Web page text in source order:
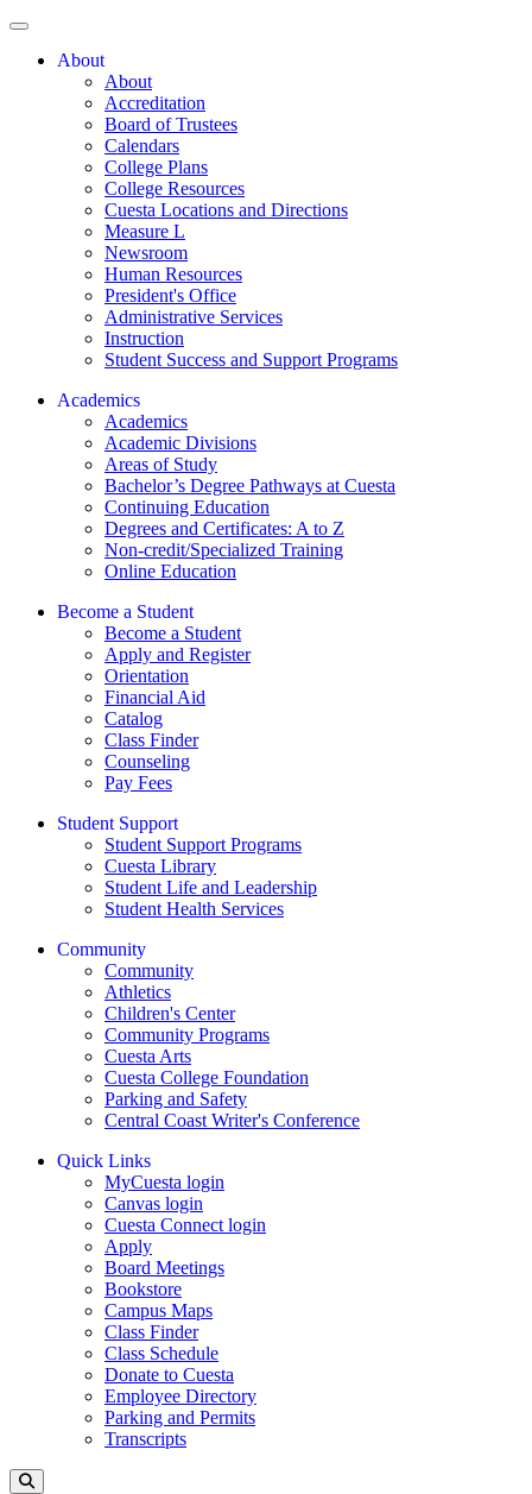
About
About
Accreditation
Board of Trustees
Calendars
College Plans
College Resources
Cuesta Locations and Directions
Measure L
Newsroom
Human Resources
President's Office
Administrative Services
Instruction
Student Success and Support Programs
Academics
Academics
Academic Divisions
Areas of Study
Bachelor’s Degree Pathways at Cuesta
Continuing Education
Degrees and Certificates: A to Z
Non-credit/Specialized Training
Online Education
Become a Student
Become a Student
Apply and Register
Orientation
Financial Aid
Catalog
Class Finder
Counseling
Pay Fees
Student Support
Student Support Programs
Cuesta Library
Student Life and Leadership
Student Health Services
Community
Community
Athletics
Children's Center
Community Programs
Cuesta Arts
Cuesta College Foundation
Parking and Safety
Central Coast Writer's Conference
Quick Links
MyCuesta login
Canvas login
Cuesta Connect login
Apply
Board Meetings
Bookstore
Campus Maps
Class Finder
Class Schedule
Donate to Cuesta
Employee Directory
Parking and Permits
Transcripts